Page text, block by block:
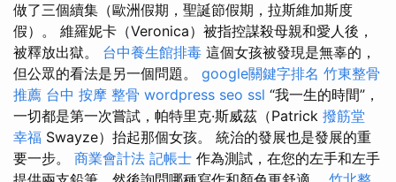
做了三個續集（歐洲假期，聖誕節假期，拉斯維加斯度
假）。 維羅妮卡（Veronica）被指控謀殺母親和愛人後，
被釋放出獄。 台中養生館排毒 這個女孩被發現是無辜的，
但公眾的看法是另一個問題。 google關鍵字排名 竹東整骨
推薦 台中 按摩 整骨 wordpress seo ssl “我一生的時間”，
一切都是第一次嘗試，帕特里克·斯威茲（Patrick 撥筋堂
幸福 Swayze）抬起那個女孩。 統治的發展也是發展的重
要一步。 商業會計法 記帳士 作為測試，在您的左手和左手